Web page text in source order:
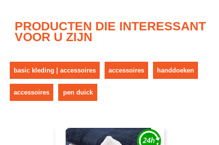
PRODUCTEN DIE INTERESSANT
VOOR U ZIJN
basic kleding | accessoires accessoires handdoeken
accessoires pen duick